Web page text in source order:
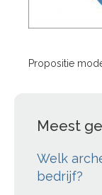
Propositie
Meest
Welk
bedrijf?